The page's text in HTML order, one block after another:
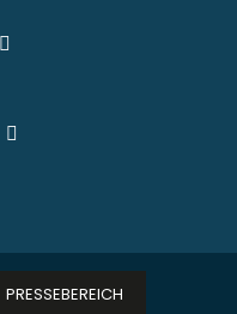
PRESSEBEREICH